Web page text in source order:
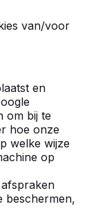
van/voor
en
om bij te
hoe onze
welke wijze
op
beschermen,
per stuk,